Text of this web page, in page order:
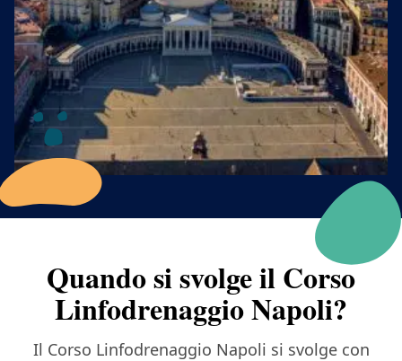
Quando si svolge il Corso
Linfodrenaggio Napoli?
Il Corso Linfodrenaggio Napoli si svolge con